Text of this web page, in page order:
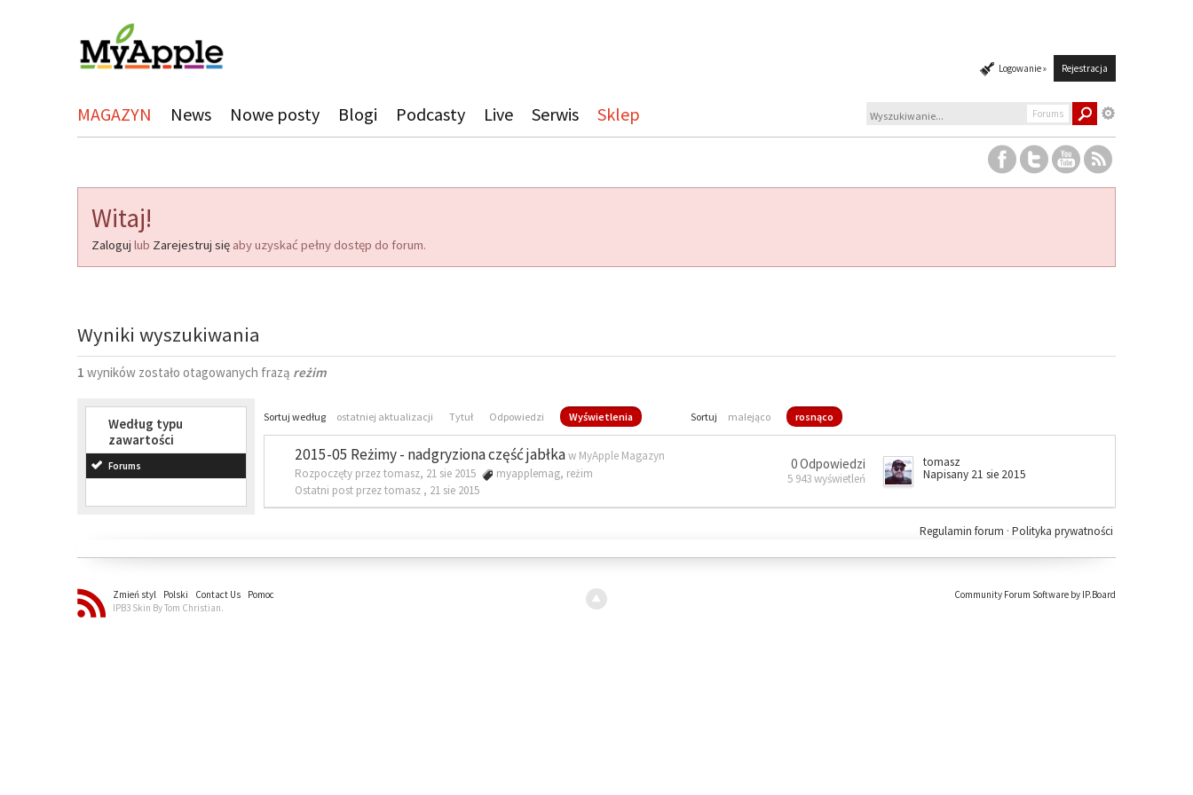
Logowanie » Rejestracja
MAGAZYN News Nowe posty Blogi Podcasty Live Serwis Sklep Forums
Witaj!
Zaloguj lub Zarejestruj się aby uzyskać pełny dostęp do forum.
Wyniki wyszukiwania
1 wyników zostało otagowanych frazą reżim
Według typu
zawartości
Forums
Sortuj według ostatniej aktualizacji Tytuł Odpowiedzi Wyświetlenia Sortuj malejąco rosnąco
2015-05 Reżimy - nadgryziona część jabłkaw MyApple Magazyn
Rozpoczęty przez tomasz, 21 sie 2015
myapplemag, reżim
Ostatni post przez tomasz , 21 sie 2015
0 Odpowiedzi
5 943 wyświetleń
tomasz
Napisany 21 sie 2015
Polityka prywatności
Regulamin forum ·
Zmień styl Polski Contact Us
Pomoc
IPB3 Skin By Tom Christian.
Community Forum Software by IP.Board